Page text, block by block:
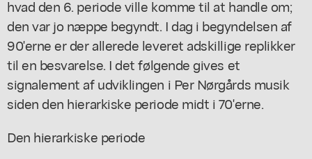
hvad den 6. periode ville komme til at handle om;
den var jo næppe begyndt. I dag i begyndelsen af
90'erne er der allerede leveret adskillige replikker
til en besvarelse. I det følgende gives et
signalement af udviklingen i Per Nørgårds musik
siden den hierarkiske periode midt i 70'erne.
Den hierarkiske periode